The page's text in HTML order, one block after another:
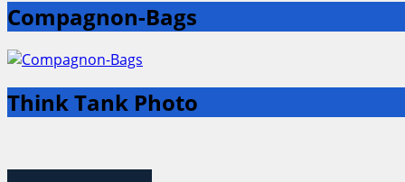
Compagnon-Bags
Think Tank Photo